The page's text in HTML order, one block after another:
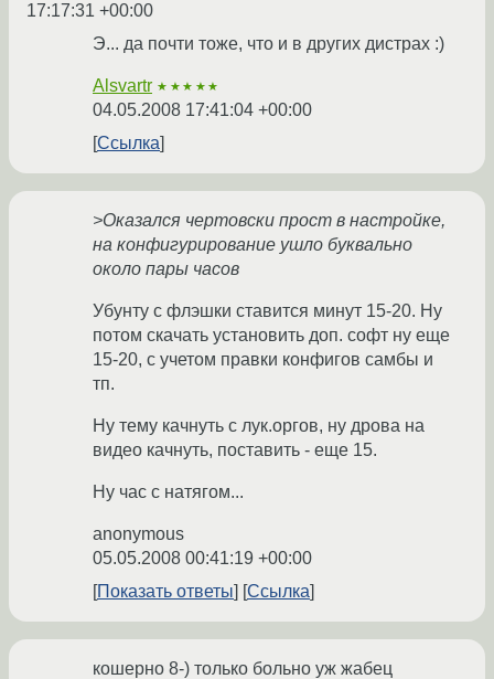
17:17:31 +00:00
Э... да почти тоже, что и в других дистрах :)
Alsvartr ★★★★★
04.05.2008 17:41:04 +00:00
Ссылка
>Оказался чертовски прост в настройке,
на конфигурирование ушло буквально
около пары часов
Убунту с флэшки ставится минут 15-20. Ну
потом скачать установить доп. софт ну еще
15-20, с учетом правки конфигов самбы и
тп.
Ну тему качнуть с лук.оргов, ну дрова на
видео качнуть, поставить - еще 15.
Ну час с натягом...
anonymous
05.05.2008 00:41:19 +00:00
Показать ответы
Ссылка
кошерно 8-) только больно уж жабец